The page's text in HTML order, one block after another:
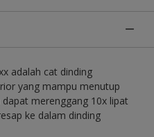
adalah cat dinding
yang mampu menutup
merenggang 10x lipat
ke dalam dinding